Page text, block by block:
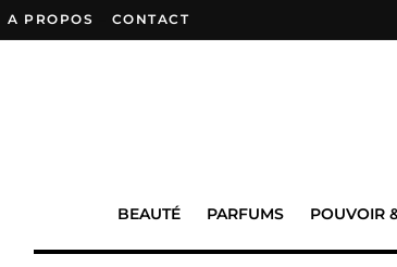
A PROPOS CONTACT
BEAUTÉ PARFUMS POUVOIR